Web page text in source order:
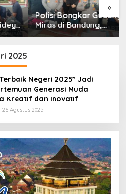
»
Polisi Bongkar Gudang
Miras di Bandung,
Lebih dari Enam Ribu
2025
Negeri 2025” Jadi
Generasi Muda
Kreatif dan Inovatif
26 Agustus 2025
E
H
R
D
A
K
S
I